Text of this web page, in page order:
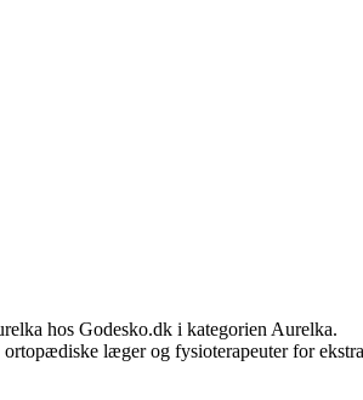
hos Godesko.dk i kategorien Aurelka.
læger og fysioterapeuter for